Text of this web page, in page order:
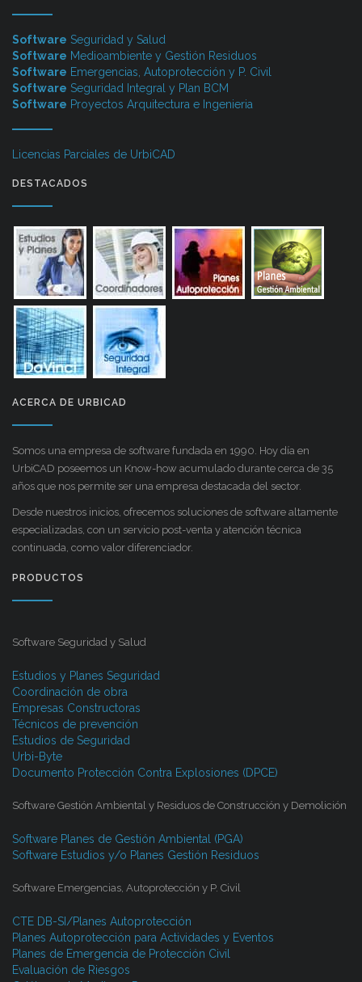
Software Seguridad y Salud
Software Medioambiente y Gestión Residuos
Software Emergencias, Autoprotección y P. Civil
Software Seguridad Integral y Plan BCM
Software Proyectos Arquitectura e Ingenieria
Licencias Parciales de UrbiCAD
DESTACADOS
ACERCA DE URBICAD
Somos una empresa de software fundada en 1990. Hoy día en
UrbiCAD poseemos un Know-how acumulado durante cerca de 35
años que nos permite ser una empresa destacada del sector.
Desde nuestros inicios, ofrecemos soluciones de software altamente
especializadas, con un servicio post-venta y atención técnica
continuada, como valor diferenciador.
PRODUCTOS
Software Seguridad y Salud
Estudios y Planes Seguridad
Coordinación de obra
Empresas Constructoras
Técnicos de prevención
Estudios de Seguridad
Urbi-Byte
Documento Protección Contra Explosiones (DPCE)
Software Gestión Ambiental y Residuos de Construcción y Demolición
Software Planes de Gestión Ambiental (PGA)
Software Estudios y/o Planes Gestión Residuos
Software Emergencias, Autoprotección y P. Civil
CTE DB-SI/Planes Autoprotección
Planes Autoprotección para Actividades y Eventos
Planes de Emergencia de Protección Civil
Evaluación de Riesgos